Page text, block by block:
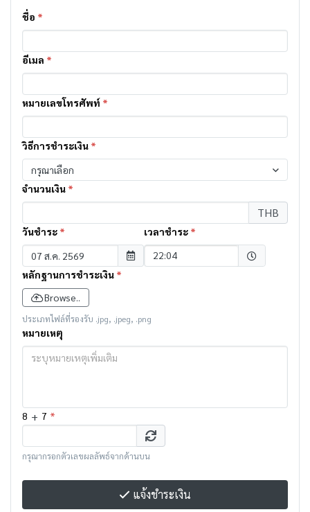
ชื่อ *
อีเมล *
หมายเลขโทรศัพท์ *
วิธีการชำระเงิน *
กรุณาเลือก
จำนวนเงิน *
THB
วันชำระ * เวลาชำระ *
22:04Selected time
หลักฐานการชำระเงิน *
Browse..
ประเภทไฟล์ที่รองรับ .jpg, .jpeg, .png
หมายเหตุ
8 + 7 *
กรุณากรอกตัวเลขผลลัพธ์จากด้านบน
แจ้งชำระเงิน